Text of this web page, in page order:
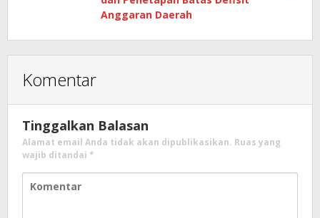
Anggaran Daerah
Komentar
Tinggalkan Balasan
Alamat email Anda tidak akan dipublikasikan. Ruas yang
wajib ditandai *